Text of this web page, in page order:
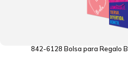
842-6128 Bolsa para Regalo